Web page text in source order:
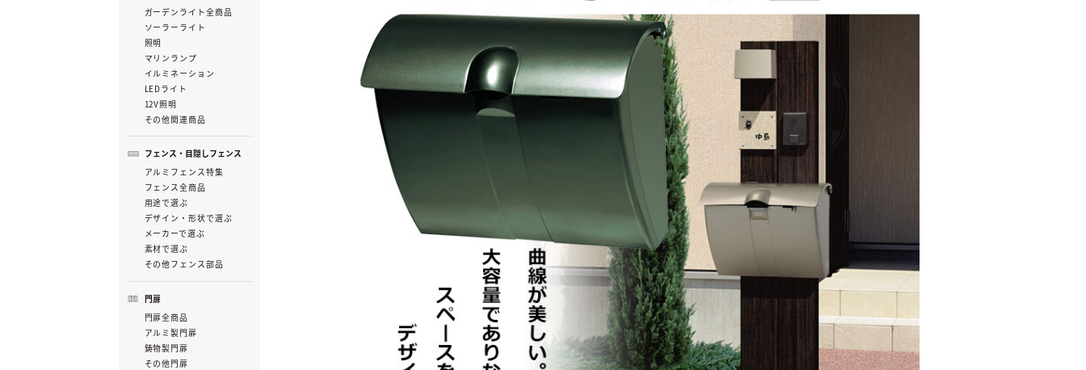
ガーデンライト全商品
ソーラーライト
照明
マリンランプ
イルミネーション
LEDライト
12V照明
その他関連商品
フェンス・目隠しフェンス
アルミフェンス特集
フェンス全商品
用途で選ぶ
デザイン・形状で選ぶ
メーカーで選ぶ
素材で選ぶ
その他フェンス部品
門扉
門扉全商品
アルミ製門扉
鋳物製門扉
その他門扉